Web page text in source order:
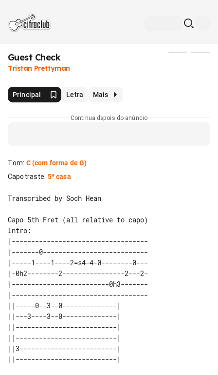
Guest Check
Tristan Prettyman
Principal Letra Mais
Continua depois do anúncio
Tom: C(com forma de G)
Capotraste: 5ª casa
Transcribed by Soch Hean
Intro:
|-----------------------------------
|-------0---------------------------
|-----1----1----2=s4-4-0--------0---
|-0h2--------2----------------2---2-
|-------------------------0h3-------
|-----------------------------------
||-----0--3--0--------------|
||---3----3--0--------------|
||--------------------------|
||--------------------------|
||3-------------------------|